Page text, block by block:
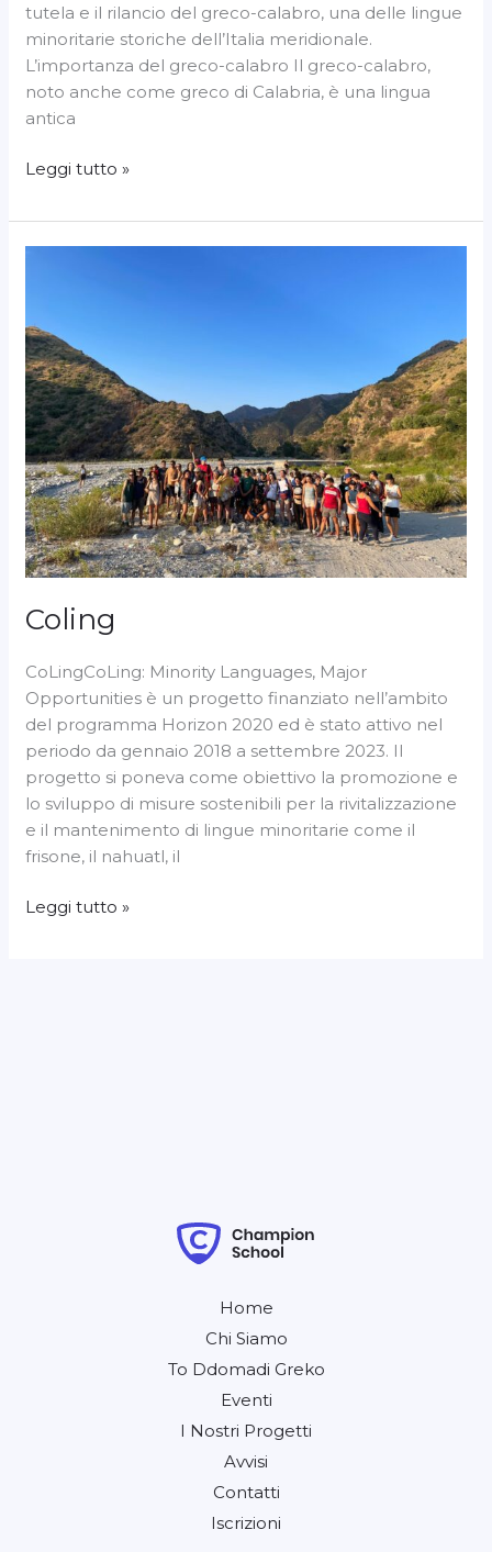
tutela e il rilancio del greco-calabro, una delle lingue
minoritarie storiche dell’Italia meridionale.
L’importanza del greco-calabro Il greco-calabro,
noto anche come greco di Calabria, è una lingua
antica
Leggi tutto »
Coling
CoLingCoLing: Minority Languages, Major
Opportunities è un progetto finanziato nell’ambito
del programma Horizon 2020 ed è stato attivo nel
periodo da gennaio 2018 a settembre 2023. Il
progetto si poneva come obiettivo la promozione e
lo sviluppo di misure sostenibili per la rivitalizzazione
e il mantenimento di lingue minoritarie come il
frisone, il nahuatl, il
Leggi tutto »
Home
Chi Siamo
To Ddomadi Greko
Eventi
I Nostri Progetti
Avvisi
Contatti
Iscrizioni